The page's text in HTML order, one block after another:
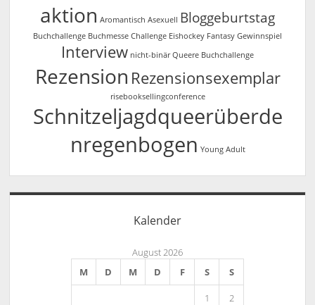
aktion Aromantisch Asexuell Bloggeburtstag
Buchchallenge Buchmesse Challenge Eishockey Fantasy Gewinnspiel
Interview nicht-binär Queere Buchchallenge
Rezension Rezensionsexemplar
risebooksellingconference
Schnitzeljagdqueerüberde
nregenbogen Young Adult
Kalender
August 2026
M
D M D F S S
1 2